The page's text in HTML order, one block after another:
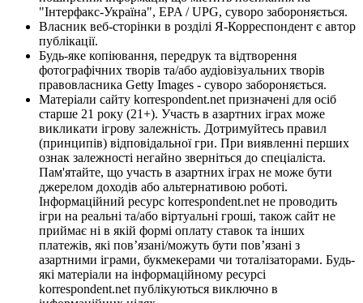
"Інтерфакс-Україна", EPA / UPG, суворо забороняється.
Власник веб-сторінки в розділі Я-Корреспондент є автор
публікації.
Будь-яке копіювання, передрук та відтворення
фотографічних творів та/або аудіовізуальних творів
правовласника Getty Images - суворо забороняється.
Матеріали сайту korrespondent.net призначені для осіб
старше 21 року (21+). Участь в азартних іграх може
викликати ігрову залежність. Дотримуйтесь правил
(принципів) відповідальної гри. При виявленні перших
ознак залежності негайно зверніться до спеціаліста.
Пам'ятайте, що участь в азартних іграх не може бути
джерелом доходів або альтернативою роботі.
Інформаційний ресурс korrespondent.net не проводить
ігри на реальні та/або віртуальні гроші, також сайт не
приймає ні в якій формі оплату ставок та інших
платежів, які пов’язані/можуть бути пов’язані з
азартними іграми, букмекерами чи тоталізаторами. Будь-
які матеріали на інформаційному ресурсі
korrespondent.net публікуються виключно в